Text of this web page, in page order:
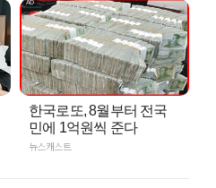
한국로또, 8월부터 전국
민에 1억원씩 준다
뉴스캐스트